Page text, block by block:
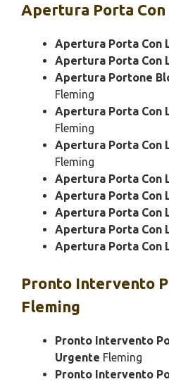
Apertura Porta
Apertura Porta Con
Apertura Porta Con
Apertura Portone
Fleming
Apertura Porta Con
Fleming
Apertura Porta Con
Fleming
Apertura Porta Con
Apertura Porta Con
Apertura Porta Con
Apertura Porta Con
Apertura Porta Con
Pronto Intervento
Fleming
Pronto Intervento
Urgente Fleming
Pronto Intervento